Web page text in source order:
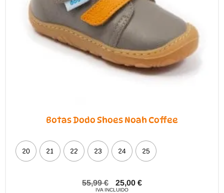
Botas Dodo Shoes Noah Coffee
20 21 22 23 24 25
55,99€ 25,00 €
IVA INCLUIDO